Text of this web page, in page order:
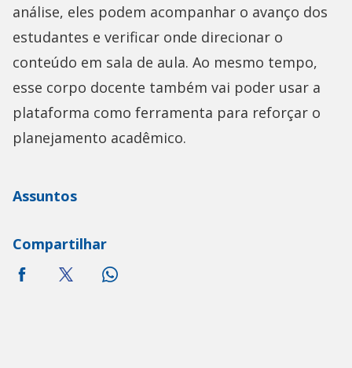
análise, eles podem acompanhar o avanço dos
estudantes e verificar onde direcionar o
conteúdo em sala de aula. Ao mesmo tempo,
esse corpo docente também vai poder usar a
plataforma como ferramenta para reforçar o
planejamento acadêmico.
Assuntos
Compartilhar